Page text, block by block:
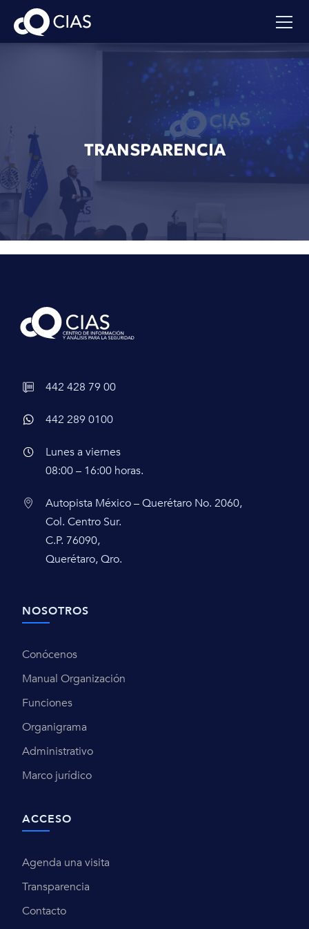
TRANSPARENCIA
442 428 79 00
442 289 0100
Lunes a viernes
08:00 – 16:00 horas.
Autopista México – Querétaro No. 2060,
Col. Centro Sur.
C.P. 76090,
Querétaro, Qro.
NOSOTROS
Conócenos
Manual Organización
Funciones
Organigrama
Administrativo
Marco jurídico
ACCESO
Agenda una visita
Transparencia
Contacto